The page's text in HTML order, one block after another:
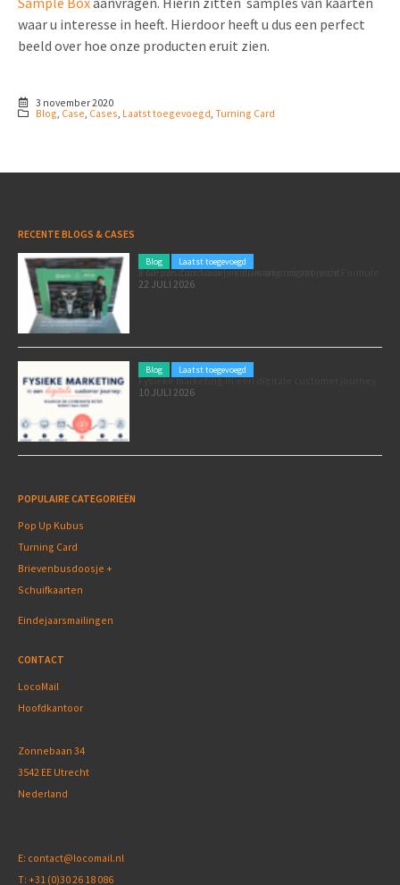
waar u interesse in heeft. Hierdoor heeft u dus een perfect
beeld over hoe onze producten eruit zien.
3 november 2020
Blog Case Cases Laatst toegevoegd Turning Card
RECENTE BLOGS & CASES
Blog Laatst toegevoegd
Poleposition voor je marketing: zó zet je de Formule 1 GP van Zandvoort in als marketingmoment
22 JULI 2026
Blog Laatst toegevoegd
Fysieke marketing in een digitale customer journey
10 JULI 2026
POPULAIRE CATEGORIEËN
Pop Up Kubus
Turning Card
Brievenbusdoosje +
Schuifkaarten
Eindejaarsmailingen
CONTACT
LocoMail
Hoofdkantoor
Zonnebaan 34
3542 EE Utrecht
Nederland
E: contact@locomail.nl
T: +31 (0)30 26 18 086